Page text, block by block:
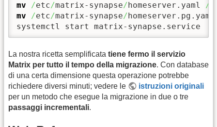
mv
/etc/matrix-synapse/homeserver.yaml /
mv
/etc/matrix-synapse/
systemctl start matrix-synapse.service
La nostra ricetta semplificata tiene fermo il servizio
Matrix per tutto il tempo della migrazione. Con database
di una certa dimensione questa operazione potrebbe
richiedere diversi minuti; vedere le
istruzioni originali
per un metodo che esegue la migrazione in due o tre
passaggi incrementali.